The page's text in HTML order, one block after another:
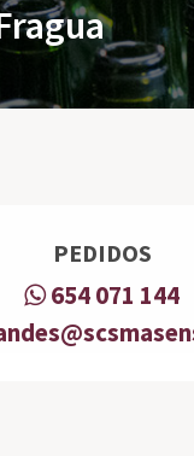
PEDIDOS
654 071 144